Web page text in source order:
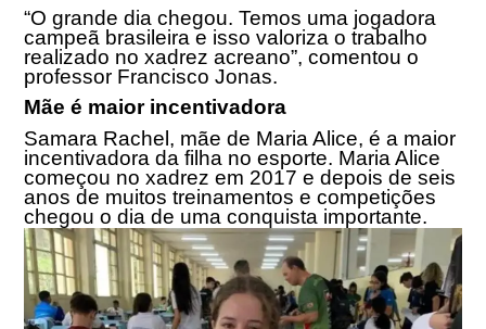
“O grande dia chegou. Temos uma jogadora
campeã brasileira e isso valoriza o trabalho
realizado no xadrez acreano”, comentou o
professor Francisco Jonas.
Mãe é maior incentivadora
Samara Rachel, mãe de Maria Alice, é a maior
incentivadora da filha no esporte. Maria Alice
começou no xadrez em 2017 e depois de seis
anos de muitos treinamentos e competições
chegou o dia de uma conquista importante.